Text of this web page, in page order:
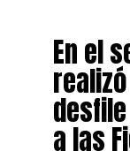
En el
a las